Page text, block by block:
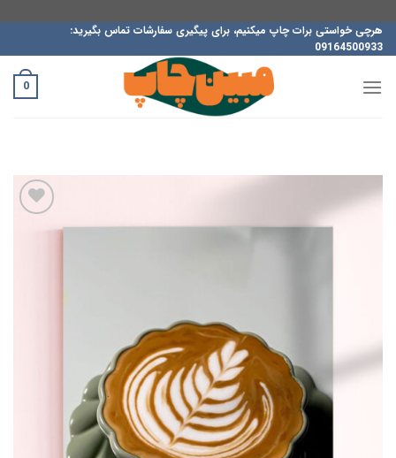
محتوا
بروید
هرچی خواستی برات چاپ میکنیم، برای پیگیری سفارشات تماس بگیرید:
09164500933
0